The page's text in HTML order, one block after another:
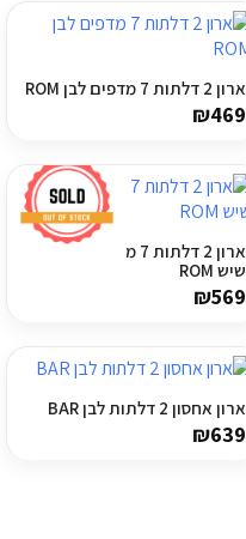
ארון 2 דלתות 7 מדפים לבן ROM
₪469
ארון 2 דלתות 7 מדפים שחור
שיש ROM
₪569
ארון אחסון 2 דלתות לבן BAR
₪639